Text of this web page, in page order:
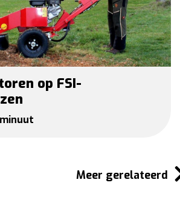
op FSI-
minuut
Meer gerelateerd